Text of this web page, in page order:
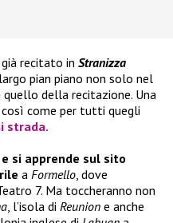
recitato in Stranizza
pian piano non solo nel
della recitazione. Una
come per tutti quegli
strada.
si apprende sul sito
a Formello, dove
7. Ma toccheranno non
, l’isola di Reunion e anche